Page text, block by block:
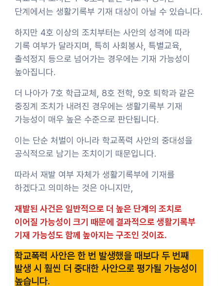
단계에서는 생활기록부 기재 대상이 아닐 수 있습니다.
하지만 4호 이상의 조치부터는 사안의 성격에 따라
기록 여부가 달라지며, 특히 사회봉사, 특별교육,
출석정지 등으로 넘어가는 경우에는 기재 가능성이
높아집니다.
더 나아가 7호 학급교체, 8호 전학, 9호 퇴학과 같은
중징계 조치가 내려진 경우에는 생활기록부 기재
가능성이 매우 높은 수준으로 판단됩니다.
이는 단순 처벌이 아니라 학교폭력 사안의 중대성을
공식적으로 남기는 조치이기 때문입니다.
따라서 재발 여부 자체가 생활기록부에 기재를
하겠다고 의미하는 것은 아니지만,
재발된 사건은 일반적으로 더 높은 단계의 조치로
이어질 가능성이 크기 때문에 결과적으로 생활기록부
기재 가능성도 함께 높아지는 구조인 것이죠.
학교폭력 사안은 한 번 발생했을 때보다 두 번째
발생 시 훨씬 더 중대한 사안으로 평가될 가능성이
높습니다.